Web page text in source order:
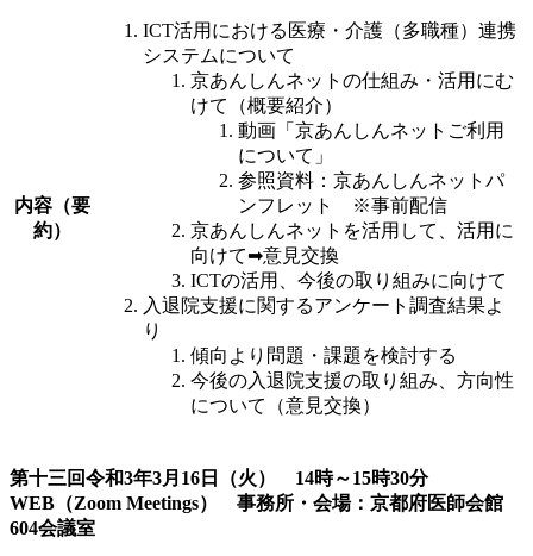
内容（要
約）
ICT活用における医療・介護（多職種）連携
システムについて
京あんしんネットの仕組み・活用にむ
けて（概要紹介）
動画「京あんしんネットご利用
について」
参照資料：京あんしんネットパ
ンフレット ※事前配信
京あんしんネットを活用して、活用に
向けて➡意見交換
ICTの活用、今後の取り組みに向けて
入退院支援に関するアンケート調査結果よ
り
傾向より問題・課題を検討する
今後の入退院支援の取り組み、方向性
について（意見交換）
第十三回令和3年3月16日（火） 14時～15時30分
WEB（Zoom Meetings） 事務所・会場：京都府医師会館
604会議室